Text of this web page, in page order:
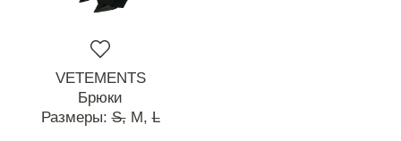
VETEMENTS
Брюки
Размеры:S, M, L